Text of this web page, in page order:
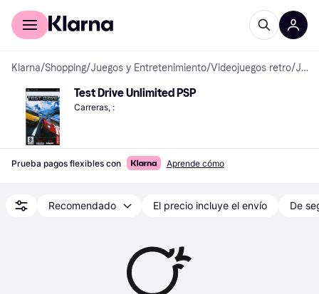
Comprar con Klarna
Klarna/Shopping/Juegos y Entretenimiento/Videojuegos retro/ Juegos para PlayStation Portable
Test Drive Unlimited PSP
Carreras, :
Prueba pagos flexibles con Aprende cómo
Recomendado El precio incluye el envío De